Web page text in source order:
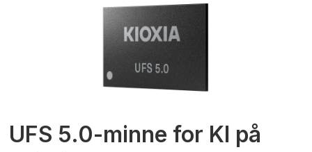
UFS 5.0-minne for KI på